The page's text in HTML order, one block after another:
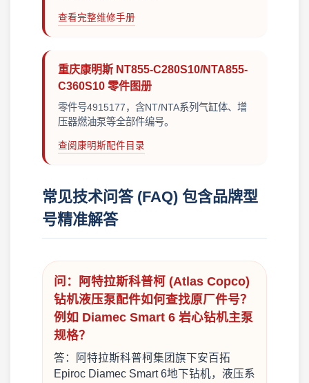
查看完整维修手册
重庆康明斯 NT855-C280S10/NTA855-
C360S10 零件图册
零件号4915177，含NT/NTA系列气缸体、增
压器燃油泵等全部件编号。
查阅康明斯配件目录
常见技术问答 (FAQ) 包含品牌型
号精准解答
问：阿特拉斯科普柯 (Atlas Copco)
钻机液压泵配件如何查找原厂件号？
例如 Diamec Smart 6 岩心钻机主泵
规格？
答：阿特拉斯科普柯集团旗下安百拓
Epiroc Diamec Smart 6地下钻机，液压系